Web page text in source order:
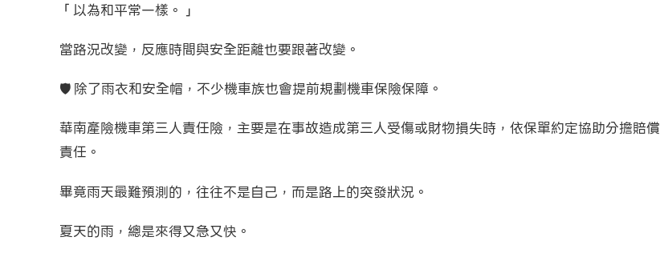
「以為和平常一樣。」
當路況改變，反應時間與安全距離也要跟著改變。
🛡️ 除了雨衣和安全帽，不少機車族也會提前規劃機車保險保障。
華南產險機車第三人責任險，主要是在事故造成第三人受傷或財物損失時，依保單約定協助分擔賠償
責任。
畢竟雨天最難預測的，往往不是自己，而是路上的突發狀況。
夏天的雨，總是來得又急又快。